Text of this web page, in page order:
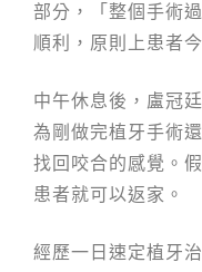
部分，「整個手術
順利，原則上患者
中午休息後，盧冠
為剛做完植牙手術
找回咬合的感覺。
患者就可以返家。
經歷一日速定植牙